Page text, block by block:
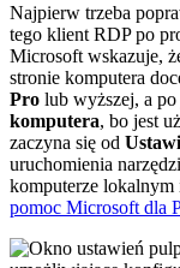
Najpierw trzeba
tego klient RDP po
Microsoft wskazuje,
stronie komputera
Pro lub wyższej, a
komputera, bo jest
zaczyna się od
uruchomienia
komputerze lokalnym
pomoc Microsoft dla